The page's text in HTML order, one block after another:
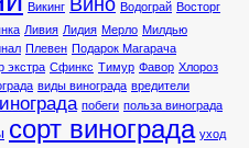
Викинг Водограй Восторг
Ливия Лидия Мерло Милдью
Плевен Подарок Магарача
экстра Сфинкс Тимур Фавор Хлороз
виды винограда вредители
побеги польза винограда
сорт винограда уход